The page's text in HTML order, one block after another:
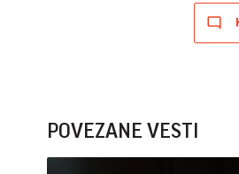
POVEZANE VESTI